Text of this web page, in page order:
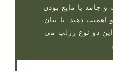
و جامد یا مایع بودن
دهید .با بیان
دو نوع رژلب می